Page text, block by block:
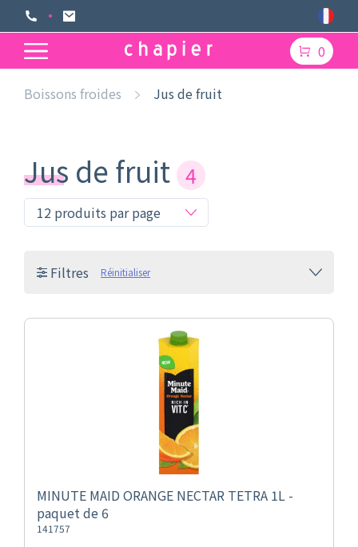
0
Boissons froides Jus de fruit
Jus de fruit 4
Filtres Réinitialiser
MINUTE MAID ORANGE NECTAR TETRA 1L -
paquet de 6
141757